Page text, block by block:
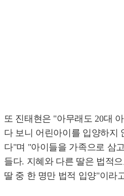
또 진태현은 "아무래도 20대
다 보니 어린아이를 입양하지
다"며 "아이들을 가족으로 삼
들다. 지혜와 다른 딸은 법적
딸 중 한 명만 법적 입양"이라